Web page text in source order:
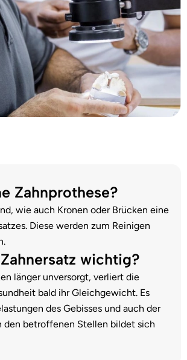
Zahnprothese?
wie auch Kronen oder Brücken eine
Diese werden zum Reinigen
wichtig?
länger unversorgt, verliert die
bald ihr Gleichgewicht. Es
des Gebisses und auch der
den betroffenen Stellen bildet sich